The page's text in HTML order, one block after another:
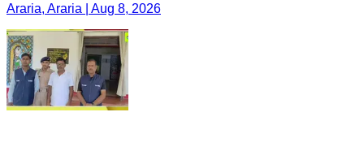
Araria, Araria | Aug 8, 2026